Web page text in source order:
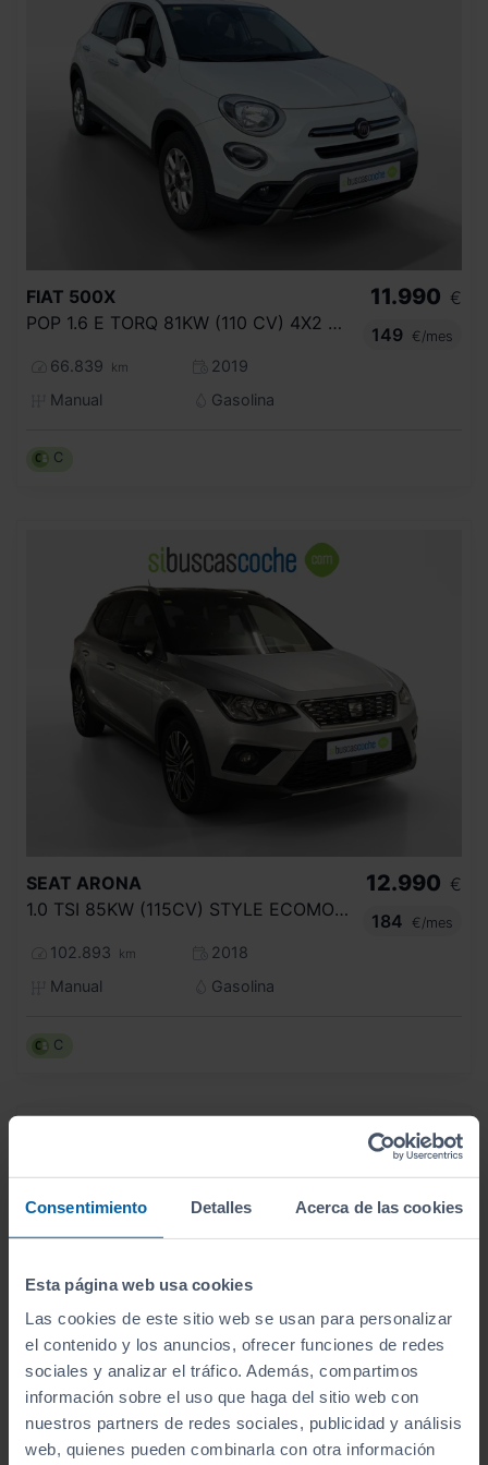
Consentimiento Detalles Acerca de las cookies
Esta página web usa cookies
Las cookies de este sitio web se usan para personalizar
el contenido y los anuncios, ofrecer funciones de redes
sociales y analizar el tráfico. Además, compartimos
información sobre el uso que haga del sitio web con
nuestros partners de redes sociales, publicidad y análisis
web, quienes pueden combinarla con otra información
FIAT 500X
POP 1.6 E TORQ 81KW (110 CV) 4X2 S&S
66.839 km
2019
Manual
Gasolina
11.990 €
149
€/mes
C
SEAT ARONA
1.0 TSI 85KW (115CV) STYLE ECOMOTIVE
102.893 km
2018
Manual
Gasolina
12.990 €
184
€/mes
C